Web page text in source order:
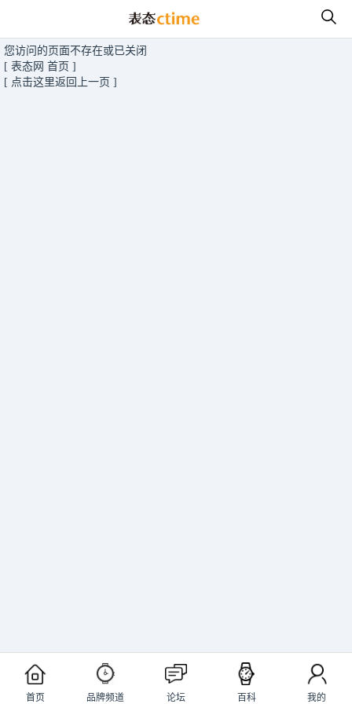
您访问的页面不存在或已关闭
[ 表态网 首页 ]
[ 点击这里返回上一页 ]
首页 品牌频道 论坛 百科 我的